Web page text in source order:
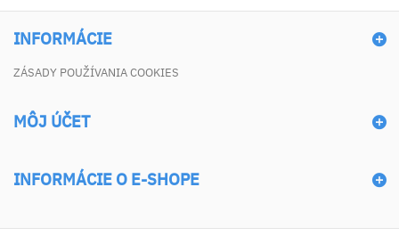
INFORMÁCIE
ZÁSADY POUŽÍVANIA COOKIES
MÔJ ÚČET
INFORMÁCIE O E-SHOPE